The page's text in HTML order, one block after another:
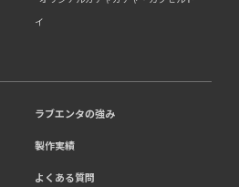
イ
ラブエンタの強み
製作実績
よくある質問